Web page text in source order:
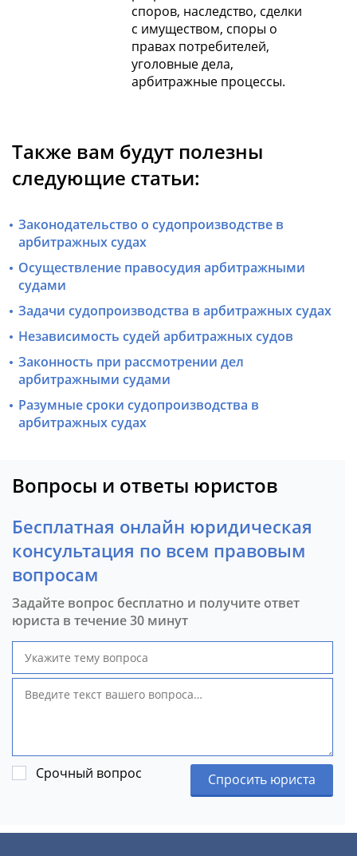
споров, наследство, сделки
с имуществом, споры о
правах потребителей,
уголовные дела,
арбитражные процессы.
Также вам будут полезны
следующие статьи:
Законодательство о судопроизводстве в
арбитражных судах
Осуществление правосудия арбитражными
судами
Задачи судопроизводства в арбитражных судах
Независимость судей арбитражных судов
Законность при рассмотрении дел
арбитражными судами
Разумные сроки судопроизводства в
арбитражных судах
Вопросы и ответы юристов
Бесплатная онлайн юридическая
консультация по всем правовым
вопросам
Задайте вопрос бесплатно и получите ответ
юриста в течение 30 минут
Срочный вопрос Спросить юриста